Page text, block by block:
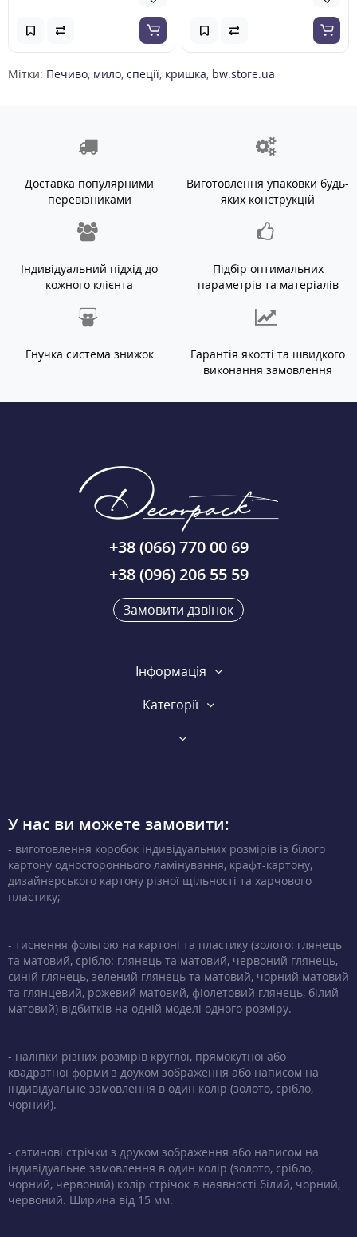
Мітки: Печиво, мило, спеції, кришка, bw.store.ua
Доставка популярними
перевізниками
Виготовлення упаковки будь-
яких конструкцій
Індивідуальний підхід до
кожного клієнта
Підбір оптимальних
параметрів та матеріалів
Гнучка система знижок
Гарантія якості та швидкого
виконання замовлення
+38 (066) 770 00 69
+38 (096) 206 55 59
Замовити дзвінок
Інформація
Категорії
У нас ви можете замовити:
- виготовлення коробок індивідуальних розмірів із білого
картону одностороннього ламінування, крафт-картону,
дизайнерського картону різної щільності та харчового
пластику;
- тиснення фольгою на картоні та пластику (золото: глянець
та матовий, срібло: глянець та матовий, червоний глянець,
синій глянець, зелений глянець та матовий, чорний матовий
та глянцевий, рожевий матовий, фіолетовий глянець, білий
матовий) відбитків на одній моделі одного розміру.
- наліпки різних розмірів круглої, прямокутної або
квадратної форми з доуком зображення або написом на
індивідуальне замовлення в один колір (золото, срібло,
чорний).
- сатинові стрічки з друком зображення або написом на
індивідуальне замовлення в один колір (золото, срібло,
чорний, червоний) колір стрічок в наявності білий, чорний,
червоний. Ширина від 15 мм.